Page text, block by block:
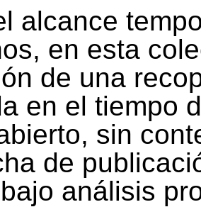
alcance
en esta
de una
en el tiempo
sin
de
análisis